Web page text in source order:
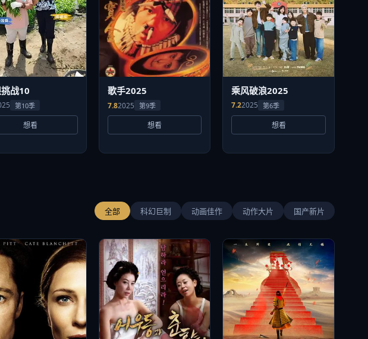
战10
第10季
想看
歌手2025
7.82025 第9季
想看
乘风破浪2025
7.22025 第6季
想看
全部 科幻巨制 动画佳作 动作大片 国产新片